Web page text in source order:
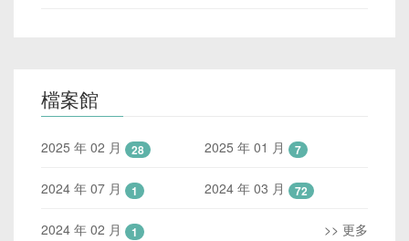
檔案館
2025 年 02 月 28 2025 年 01 月 7
2024 年 07 月 1 2024 年 03 月 72
2024 年 02 月 1 >> 更多